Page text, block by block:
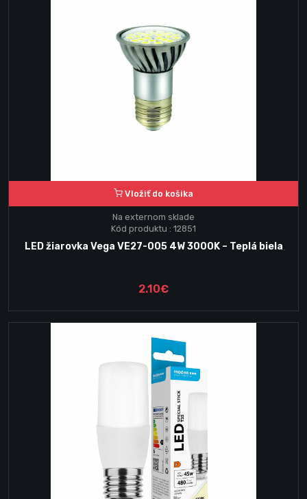
Vložiť do košika
Na externom sklade
Kód produktu : 12851
LED žiarovka Vega VE27-005 4W 3000K – Teplá biela
2.10€